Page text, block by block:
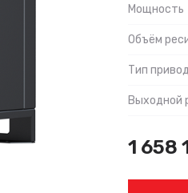
Мощность
Объём
Тип
Выходной
1 658